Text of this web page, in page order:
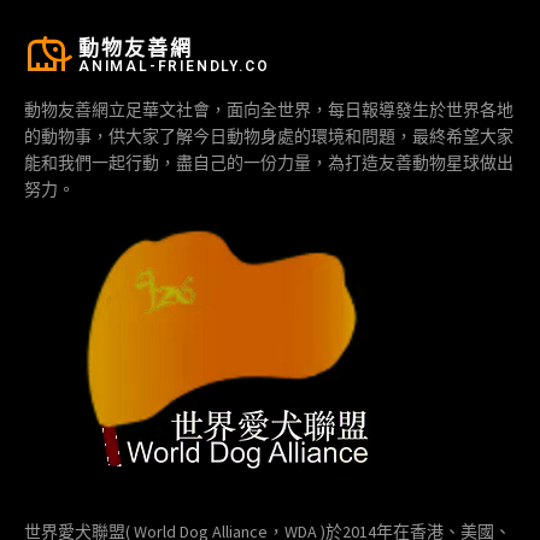
動物友善網
ANIMAL-FRIENDLY.CO
動物友善網立足華文社會，面向全世界，每日報導發生於世界各地
的動物事，供大家了解今日動物身處的環境和問題，最終希望大家
能和我們一起行動，盡自己的一份力量，為打造友善動物星球做出
努力。
世界愛犬聯盟( World Dog Alliance，WDA )於2014年在香港、美國、